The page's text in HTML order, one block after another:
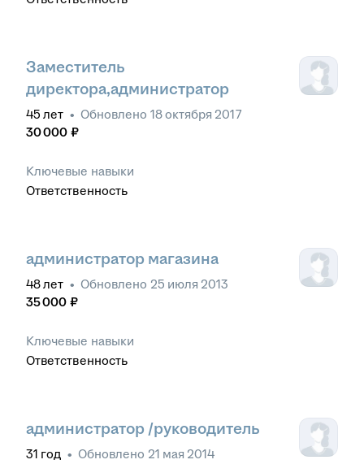
Заместитель
директора,администратор
45 лет • Обновлено 18 октября 2017
30 000 ₽
Ключевые навыки
Ответственность
администратор магазина
48лет • Обновлено 25 июля 2013
35 000 ₽
Ключевые навыки
Ответственность
администратор /руководитель
31 год • Обновлено 21 мая 2014